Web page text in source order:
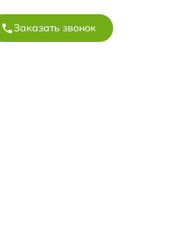
Заказать звонок